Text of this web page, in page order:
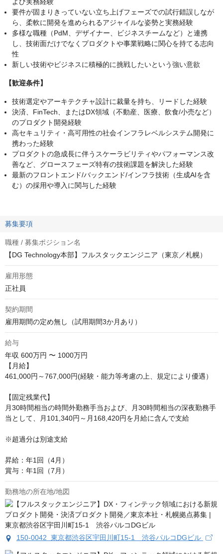
よび実務経験
要件が固まりきっていない立ち上げフェーズでの試行錯誤しなが
ら、柔軟に開発を進められるアジャイルな姿勢と実務経験
多様な職種（PdM、デザイナー、ビジネスチームなど）と連携
し、技術面だけでなくプロダクトや事業戦略に関心を持てる志向
性
新しい技術やビジネスに積極的に挑戦したいという強い意欲
【歓迎条件】
技術選定やアーキテクチャ設計に裁量を持ち、リードした経験
決済、FinTech、またはDX領域（不動産、医療、飲食/小売など）
のプロダクト開発経験
高セキュリティ・高可用性の社会インフラレベルシステム開発に
携わった経験
プロダクトの急成長に伴うスケーラビリティやパフォーマンス改
善など、グロースフェーズ特有の技術課題を解決した経験
最新のフロントエンド/バックエンド/インフラ技術（生成AIを含
む）の採用や導入に関与した経験
募集要項
職種 / 募集ポジション名
【DG Technology本部】フルスタックエンジニア（東京／札幌）
雇用形態
正社員
契約期間
雇用期間の定め無し（試用期間3か月あり）
給与
年収 600万円 〜 1000万円
【月給】
461,000円～767,000円(経験・能力等考慮の上、規定により優遇）
【固定残業代】
月30時間相当の時間外勤務手当および、月30時間相当の深夜勤務手
当として、月101,340円～月168,420円を月給に含んで支給
※超過分は別途支給
昇給：年1回（4月）
賞与：年1回（7月）
勤務地の所在地/地図
150-0042 東京都渋谷区宇田川町15-1 渋谷パルコDGビル